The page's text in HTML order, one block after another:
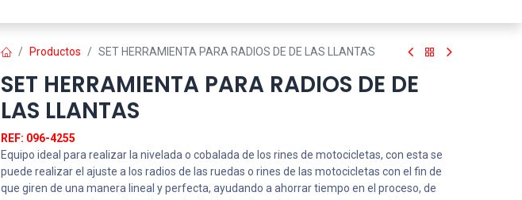
Productos SET HERRAMIENTA PARA RADIOS DE DE LAS LLANTAS
SET HERRAMIENTA PARA RADIOS DE DE
LAS LLANTAS
REF: 096-4255
Equipo ideal para realizar la nivelada o cobalada de los rines de motocicletas, con esta se
puede realizar el ajuste a los radios de las ruedas o rines de las motocicletas con el fin de
que giren de una manera lineal y perfecta, ayudando a ahorrar tiempo en el proceso, de